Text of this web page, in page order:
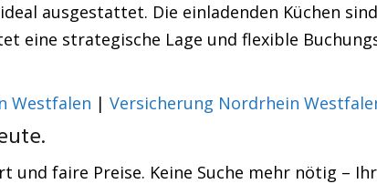
ausgestattet. Die einladenden Küchen
eine strategische Lage und flexible
Westfalen | Versicherung Nordrhein
faire Preise. Keine Suche mehr nötig –